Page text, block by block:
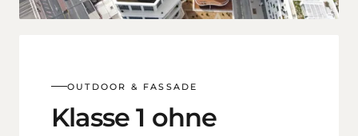
OUTDOOR & FASSADE
Klasse 1 ohne